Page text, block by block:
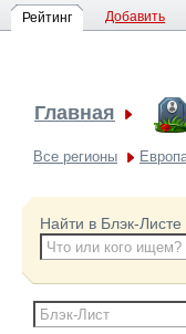
Рейтинг Добавить
Главная
Все регионы
Найти в Блэк-Листе